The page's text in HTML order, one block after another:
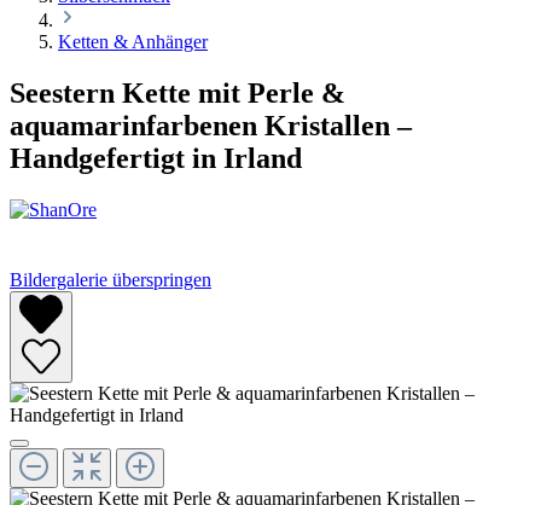
Ketten & Anhänger
Seestern Kette mit Perle &
aquamarinfarbenen Kristallen –
Handgefertigt in Irland
Bildergalerie überspringen